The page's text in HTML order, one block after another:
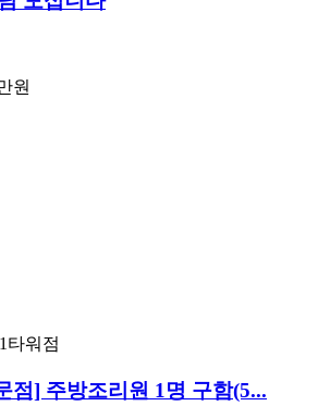
원
타워점
점] 주방조리원 1명 구함(5...